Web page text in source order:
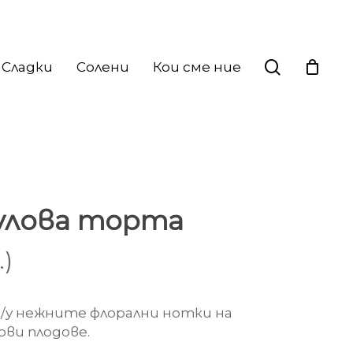
Сладки Солени Кои сме ние search
торта
у нежните флорални нотки на
плодове.